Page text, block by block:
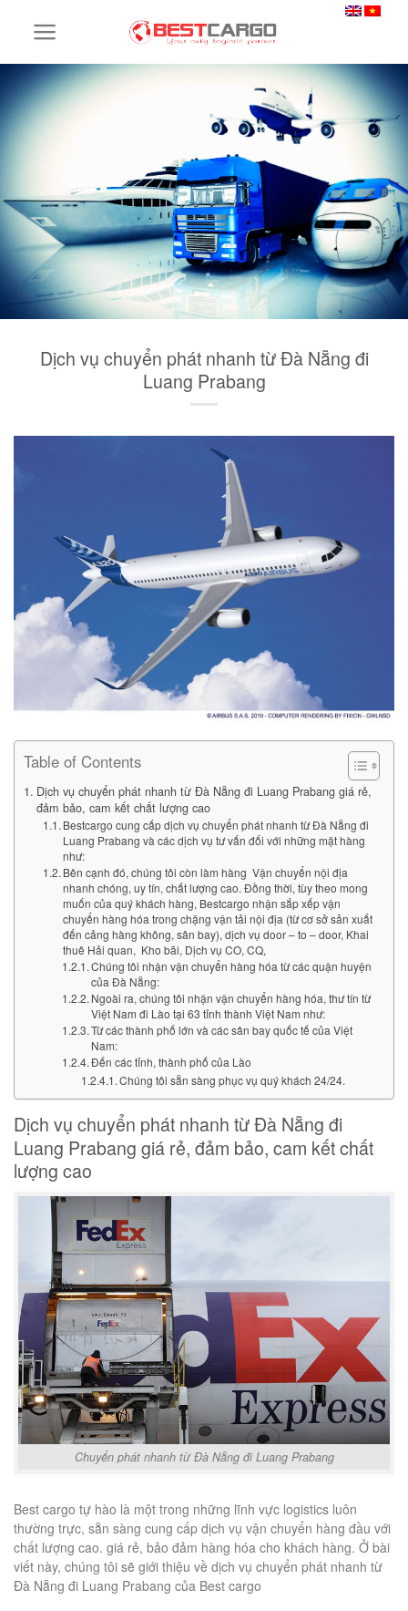
Dịch vụ chuyển phát nhanh từ Đà Nẵng đi
Luang Prabang
Table of Contents
Dịch vụ chuyển phát nhanh từ Đà Nẵng đi Luang Prabang giá rẻ,
đảm bảo, cam kết chất lượng cao
Bestcargo cung cấp dịch vụ chuyển phát nhanh từ Đà Nẵng đi
Luang Prabang và các dịch vụ tư vấn đối với những mặt hàng
như:
Bên cạnh đó, chúng tôi còn làm hàng Vận chuyển nội địa
nhanh chóng, uy tín, chất lượng cao. Đồng thời, tùy theo mong
muốn của quý khách hàng, Bestcargo nhận sắp xếp vận
chuyển hàng hóa trong chặng vận tải nội địa (từ cơ sở sản xuất
đến cảng hàng không, sân bay), dịch vụ door – to – door, Khai
thuê Hải quan, Kho bãi, Dịch vụ CO, CQ,
Chúng tôi nhận vận chuyển hàng hóa từ các quận huyện
của Đà Nẵng:
Ngoài ra, chúng tôi nhận vận chuyển hàng hóa, thư tín từ
Việt Nam đi Lào tại 63 tỉnh thành Việt Nam như:
Từ các thành phố lớn và các sân bay quốc tế của Việt
Nam:
Đến các tỉnh, thành phố của Lào
Chúng tôi sẵn sàng phục vụ quý khách 24/24.
Dịch vụ chuyển phát nhanh từ Đà Nẵng đi
Luang Prabang giá rẻ, đảm bảo, cam kết chất
lượng cao
Chuyển phát nhanh từ Đà Nẵng đi Luang Prabang
Best cargo tự hào là một trong những lĩnh vực logistics luôn
thường trực, sẵn sàng cung cấp dịch vụ vận chuyển hàng đầu với
chất lượng cao. giá rẻ, bảo đảm hàng hóa cho khách hàng. Ở bài
viết này, chúng tôi sẽ giới thiệu về dịch vụ chuyển phát nhanh từ
Đà Nẵng đi Luang Prabang của Best cargo